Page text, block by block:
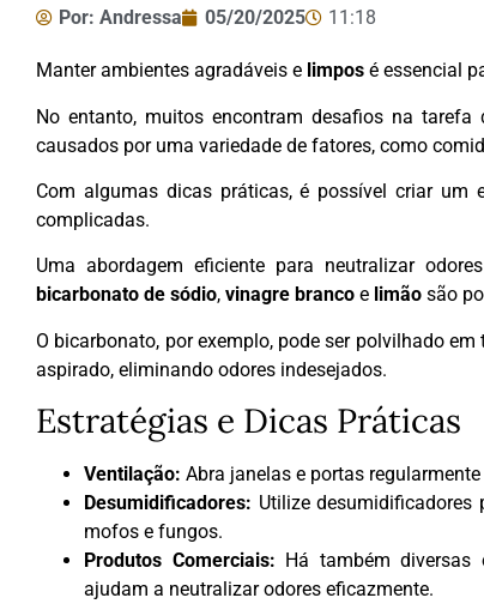
Por: Andressa 05/20/2025 11:18
Manter ambientes agradáveis e limpos é essencial
No entanto, muitos encontram desafios na tarefa
causados por uma variedade de fatores, como
Com algumas dicas práticas, é possível criar um
complicadas.
Uma abordagem eficiente para neutralizar
bicarbonato de sódio, vinagre branco e limão são
O bicarbonato, por exemplo, pode ser polvilhado
aspirado, eliminando odores indesejados.
Estratégias e Dicas Práticas
Ventilação: Abra janelas e portas
Desumidificadores: Utilize desumidificadores
mofos e fungos.
Produtos Comerciais: Há também diversas
ajudam a neutralizar odores eficazmente.